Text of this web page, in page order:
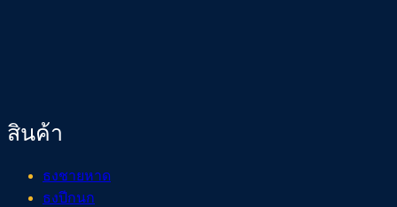
สินค้า
ธงชายหาด
ธงปีกนก